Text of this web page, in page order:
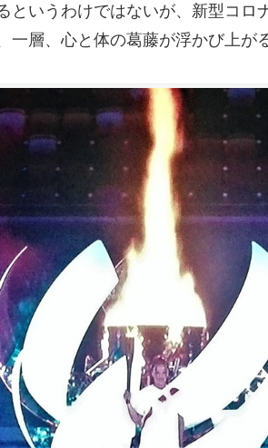
というわけではないが、新型コロ
一層、心と体の葛藤が浮かび上が